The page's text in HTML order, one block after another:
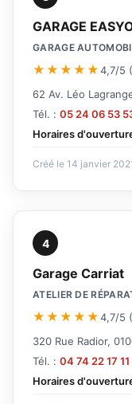
GARAGE
GARAGE
★★★★★4,7/5
62 Av. Léo
Tél. : 05 24 06 53
Horaires
Créé le 14 janvier
4
Garage Carriat
ATELIER DE
★★★★★4,7/5
320 Rue Radior,
Tél. : 04 74 22 17 11
Horaires